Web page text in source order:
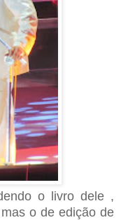
o livro dele ,
o de edição de